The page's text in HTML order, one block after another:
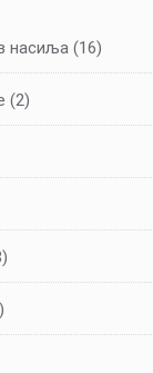
насиља (16)
(2)